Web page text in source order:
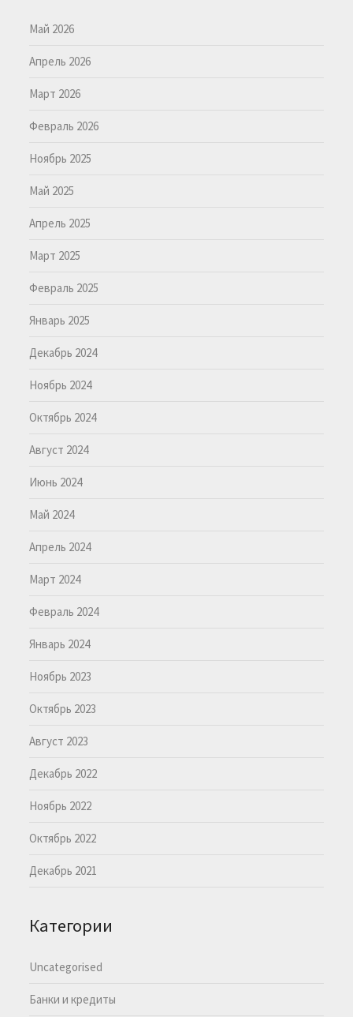
Май 2026
Апрель 2026
Март 2026
Февраль 2026
Ноябрь 2025
Май 2025
Апрель 2025
Март 2025
Февраль 2025
Январь 2025
Декабрь 2024
Ноябрь 2024
Октябрь 2024
Август 2024
Июнь 2024
Май 2024
Апрель 2024
Март 2024
Февраль 2024
Январь 2024
Ноябрь 2023
Октябрь 2023
Август 2023
Декабрь 2022
Ноябрь 2022
Октябрь 2022
Декабрь 2021
Категории
Uncategorised
Банки и кредиты